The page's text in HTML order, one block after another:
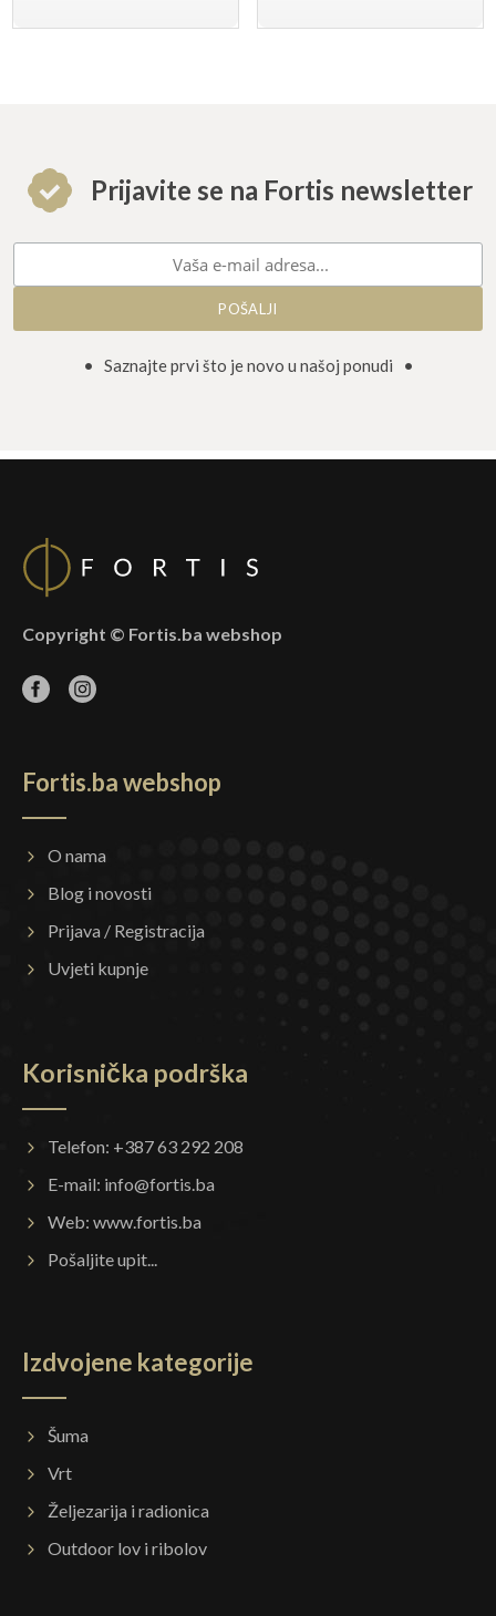
Prijavite se na Fortis newsletter
• Saznajte prvi što je novo u našoj ponudi •
Copyright © Fortis.ba webshop
Fortis.ba webshop
O nama
Blog i novosti
Prijava / Registracija
Uvjeti kupnje
Korisnička podrška
Telefon: +387 63 292 208
E-mail: info@fortis.ba
Web: www.fortis.ba
Pošaljite upit...
Izdvojene kategorije
Šuma
Vrt
Željezarija i radionica
Outdoor lov i ribolov